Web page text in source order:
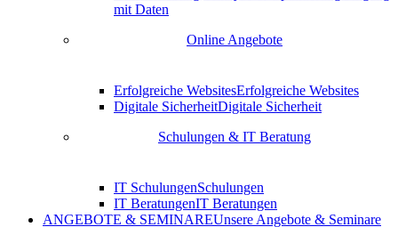
mit Daten
Online Angebote
Erfolgreiche WebsitesErfolgreiche Websites
Digitale SicherheitDigitale Sicherheit
Schulungen & IT Beratung
IT SchulungenSchulungen
IT BeratungenIT Beratungen
ANGEBOTE & SEMINAREUnsere Angebote & Seminare